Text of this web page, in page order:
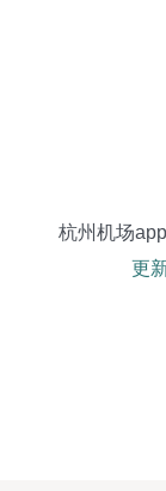
杭州机场
更